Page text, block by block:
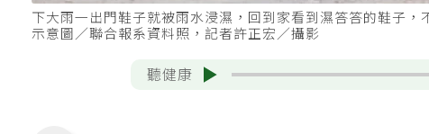
下大雨一出門鞋子就被雨水浸濕，回到家看到濕答答的鞋子
示意圖／聯合報系資料照，記者許正宏／攝影
聽健康